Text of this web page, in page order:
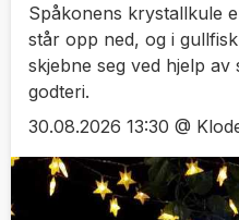
Spåkonens krystallkule
står opp ned, og i
skjebne seg ved hjelp
godteri.
30.08.2026 13:30 @